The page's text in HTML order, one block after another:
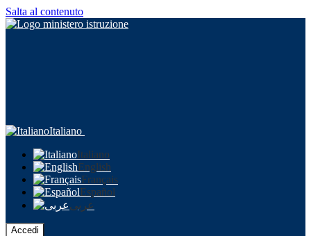
Salta al contenuto
Italiano
Italiano
English
Français
Español
عربى
Accedi